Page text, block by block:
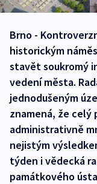
Brno -
historickým
stavět soukromý
vedení města.
jednodušeným
znamená, že celý
administrativně
nejistým
týden i vědecká
památkového